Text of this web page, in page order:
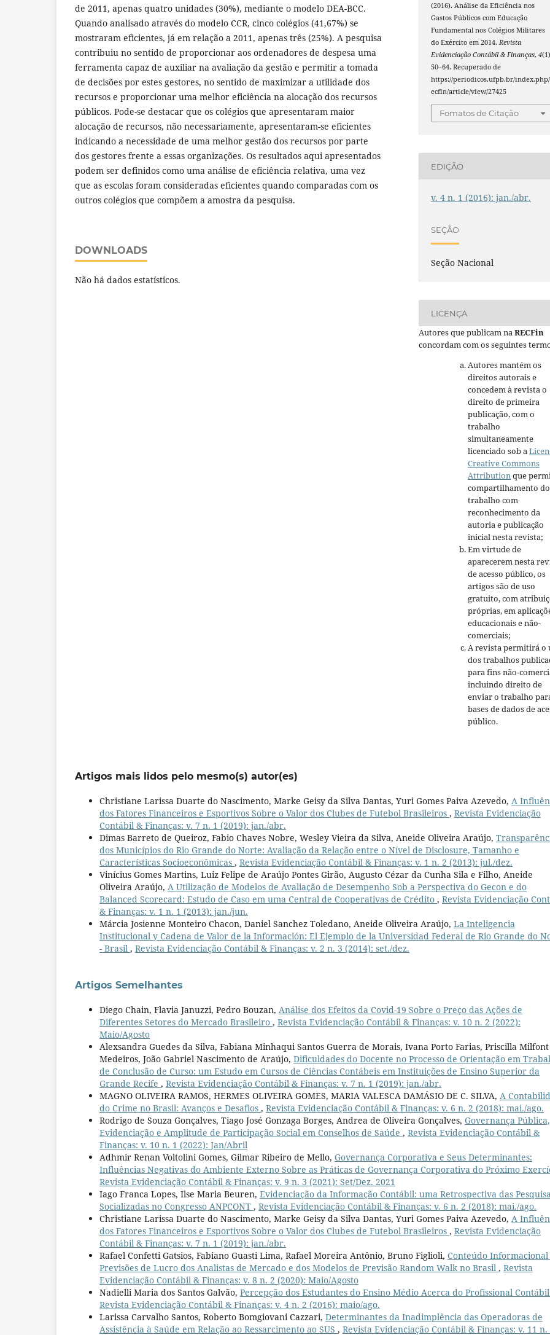
de 2011, apenas quatro unidades (30%), mediante o modelo DEA-BCC.
Quando analisado através do modelo CCR, cinco colégios (41,67%) se
mostraram eficientes, já em relação a 2011, apenas três (25%). A pesquisa
contribuiu no sentido de proporcionar aos ordenadores de despesa uma
ferramenta capaz de auxiliar na avaliação da gestão e permitir a tomada
de decisões por estes gestores, no sentido de maximizar a utilidade dos
recursos e proporcionar uma melhor eficiência na alocação dos recursos
públicos. Pode-se destacar que os colégios que apresentaram maior
alocação de recursos, não necessariamente, apresentaram-se eficientes
indicando a necessidade de uma melhor gestão dos recursos por parte
dos gestores frente a essas organizações. Os resultados aqui apresentados
podem ser definidos como uma análise de eficiência relativa, uma vez
que as escolas foram consideradas eficientes quando comparadas com os
outros colégios que compõem a amostra da pesquisa.
DOWNLOADS
Não há dados estatísticos.
(2016). Análise da Eficiência nos
Gastos Públicos com Educação
Fundamental nos Colégios Militares
do Exército em 2014. Revista
Evidenciação Contábil & Finanças,4
50–64. Recuperado de
https://periodicos.ufpb.br/
ecfin/article/view/27425
Fomatos de Citação
EDIÇÃO
v. 4 n. 1 (2016): jan./abr.
SEÇÃO
Seção Nacional
LICENÇA
Autores que publicam naRECFin
concordam com os seguintes
Autores mantém os
direitos autorais e
concedem à revista o
direito de primeira
publicação, com o
trabalho
simultaneamente
licenciado sob a
Creative Commons
Attributionque
compartilhamento do
trabalho com
reconhecimento da
autoria e publicação
inicial nesta revista;
Em virtude de
aparecerem nesta
de acesso público, os
artigos são de uso
gratuito, com
próprias, em
educacionais e não-
comerciais;
A revista permitirá o
dos trabalhos
para fins não-
incluindo direito de
enviar o trabalho
bases de dados de
público.
Artigos mais lidos pelo mesmo(s) autor(es)
Christiane Larissa Duarte do Nascimento, Marke Geisy da Silva Dantas, Yuri Gomes Paiva Azevedo, A
dos Fatores Financeiros e Esportivos Sobre o Valor dos Clubes de Futebol Brasileiros , Revista Evidenciação
Contábil & Finanças: v. 7 n. 1 (2019): jan./abr.
Dimas Barreto de Queiroz, Fabio Chaves Nobre, Wesley Vieira da Silva, Aneide Oliveira Araújo,
dos Municípios do Rio Grande do Norte: Avaliação da Relação entre o Nível de Disclosure, Tamanho e
Características Socioeconômicas , Revista Evidenciação Contábil & Finanças: v. 1 n. 2 (2013): jul./dez.
Vinícius Gomes Martins, Luiz Felipe de Araújo Pontes Girão, Augusto Cézar da Cunha Sila e Filho, Aneide
Oliveira Araújo, A Utilização de Modelos de Avaliação de Desempenho Sob a Perspectiva do Gecon e do
Balanced Scorecard: Estudo de Caso em uma Central de Cooperativas de Crédito , Revista Evidenciação
& Finanças: v. 1 n. 1 (2013): jan./jun.
Márcia Josienne Monteiro Chacon, Daniel Sanchez Toledano, Aneide Oliveira Araújo, La Inteligencia
Institucional y Cadena de Valor de la Información: El Ejemplo de la Universidad Federal de Rio Grande do
- Brasil , Revista Evidenciação Contábil & Finanças: v. 2 n. 3 (2014): set./dez.
Artigos Semelhantes
Diego Chain, Flavia Januzzi, Pedro Bouzan, Análise dos Efeitos da Covid-19 Sobre o Preço das Ações de
Diferentes Setores do Mercado Brasileiro , Revista Evidenciação Contábil & Finanças: v. 10 n. 2 (2022):
Maio/Agosto
Alexsandra Guedes da Silva, Fabiana Minhaqui Santos Guerra de Morais, Ivana Porto Farias, Priscilla
Medeiros, João Gabriel Nascimento de Araújo, Dificuldades do Docente no Processo de Orientação em
de Conclusão de Curso: um Estudo em Cursos de Ciências Contábeis em Instituições de Ensino Superior da
Grande Recife , Revista Evidenciação Contábil & Finanças: v. 7 n. 1 (2019): jan./abr.
MAGNO OLIVEIRA RAMOS, HERMES OLIVEIRA GOMES, MARIA VALESCA DAMÁSIO DE C. SILVA, A
do Crime no Brasil: Avanços e Desafios , Revista Evidenciação Contábil & Finanças: v. 6 n. 2 (2018): mai./ago.
Rodrigo de Souza Gonçalves, Tiago José Gonzaga Borges, Andrea de Oliveira Gonçalves, Governança Pública,
Evidenciação e Amplitude de Participação Social em Conselhos de Saúde , Revista Evidenciação Contábil &
Finanças: v. 10 n. 1 (2022): Jan/Abril
Adhmir Renan Voltolini Gomes, Gilmar Ribeiro de Mello, Governança Corporativa e Seus Determinantes:
Influências Negativas do Ambiente Externo Sobre as Práticas de Governança Corporativa do Próximo
Revista Evidenciação Contábil & Finanças: v. 9 n. 3 (2021): Set/Dez. 2021
Iago Franca Lopes, Ilse Maria Beuren, Evidenciação da Informação Contábil: uma Retrospectiva das
Socializadas no Congresso ANPCONT , Revista Evidenciação Contábil & Finanças: v. 6 n. 2 (2018): mai./ago.
Christiane Larissa Duarte do Nascimento, Marke Geisy da Silva Dantas, Yuri Gomes Paiva Azevedo, A
dos Fatores Financeiros e Esportivos Sobre o Valor dos Clubes de Futebol Brasileiros , Revista Evidenciação
Contábil & Finanças: v. 7 n. 1 (2019): jan./abr.
Rafael Confetti Gatsios, Fabiano Guasti Lima, Rafael Moreira Antônio, Bruno Figlioli, Conteúdo Informacional
Previsões de Lucro dos Analistas de Mercado e dos Modelos de Previsão Random Walk no Brasil , Revista
Evidenciação Contábil & Finanças: v. 8 n. 2 (2020): Maio/Agosto
Nadielli Maria dos Santos Galvão, Percepção dos Estudantes do Ensino Médio Acerca do Profissional
Revista Evidenciação Contábil & Finanças: v. 4 n. 2 (2016): maio/ago.
Larissa Carvalho Santos, Roberto Bomgiovani Cazzari, Determinantes da Inadimplência das Operadoras de
Assistência à Saúde em Relação ao Ressarcimento ao SUS , Revista Evidenciação Contábil & Finanças: v. 11 n.